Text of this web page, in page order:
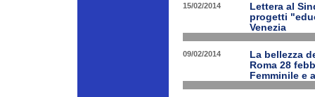
15/02/2014
Lettera al
progetti
Venezia
09/02/2014
La bellezza
Roma 28
Femminile e